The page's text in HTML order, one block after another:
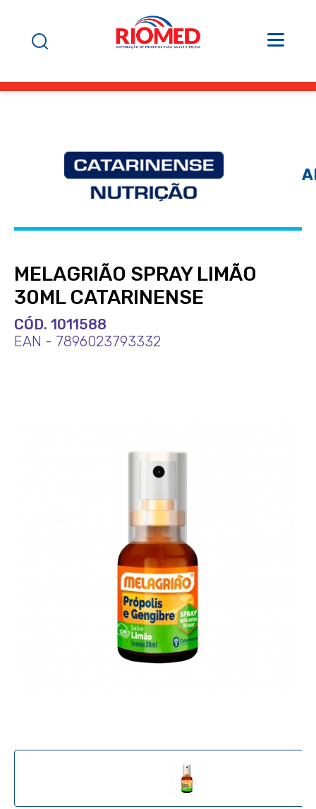
MELAGRIÃO SPRAY LIMÃO
30ML CATARINENSE
CÓD. 1011588
EAN - 7896023793332